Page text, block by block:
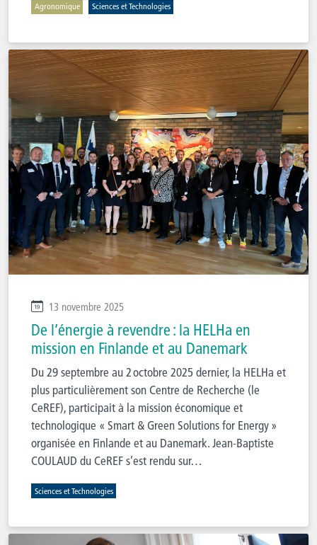
Agronomique Sciences et Technologies
13 novembre 2025
De l’énergie à revendre : la HELHa en
mission en Finlande et au Danemark
Du 29 septembre au 2 octobre 2025 dernier, la HELHa et
plus particulièrement son Centre de Recherche (le
CeREF), participait à la mission économique et
technologique « Smart & Green Solutions for Energy »
organisée en Finlande et au Danemark. Jean-Baptiste
COULAUD du CeREF s’est rendu sur…
Sciences et Technologies